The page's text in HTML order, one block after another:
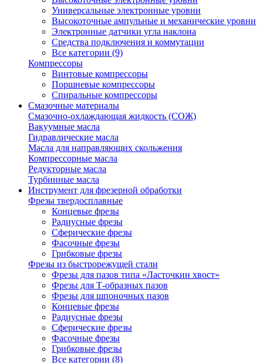
Универсальные электронные уровни
Высокоточные ампульные и механические уровни
Электронные датчики угла наклона
Средства подключения и коммутации
Все категории (9)
Компрессоры
Винтовые компрессоры
Поршневые компрессоры
Спиральные компрессоры
Смазочные материалы
Смазочно-охлаждающая жидкость (СОЖ)
Вакуумные масла
Гидравлические масла
Масла для направляющих скольжения
Компрессорные масла
Редукторные масла
Турбинные масла
Инструмент для фрезерной обработки
Фрезы твердосплавные
Концевые фрезы
Радиусные фрезы
Сферические фрезы
Фасочные фрезы
Грибковые фрезы
Фрезы из быстрорежущей стали
Фрезы для пазов типа «Ласточкин хвост»
Фрезы для Т-образных пазов
Фрезы для шпоночных пазов
Концевые фрезы
Радиусные фрезы
Сферические фрезы
Фасочные фрезы
Грибковые фрезы
Все категории (8)